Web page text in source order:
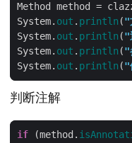
Method method =
System. out . println ("
System. out . println ("
System. out . println ("
System. out . println ("
判断注解
if (method.